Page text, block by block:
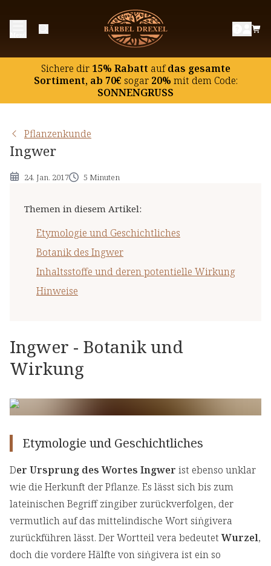
Sichere dir15% Rabatt aufdas gesamte
Sortiment, ab 70€ sogar20% mit dem Code:
SONNENGRUSS
Pflanzenkunde
Ingwer
24. Jan. 2017 5 Minuten
Themen in diesem Artikel:
Etymologie und Geschichtliches
Botanik des Ingwer
Inhaltsstoffe und deren potentielle Wirkung
Hinweise
Etymologie und Geschichtliches
Botanik des Ingwer
Inhaltsstoffe und deren potentielle Wirkung
Hinweise
Ingwer - Botanik und
Wirkung
Etymologie und Geschichtliches
Der Ursprung des Wortes Ingwer ist ebenso unklar
wie die Herkunft der Pflanze. Es lässt sich bis zum
lateinischen Begriff zingiber zurückverfolgen, der
vermutlich auf das mittelindische Wort siṅgivera
zurückführen lässt. Der Wortteil vera bedeutetWurzel,
doch die vordere Hälfte von siṅgivera ist ein so